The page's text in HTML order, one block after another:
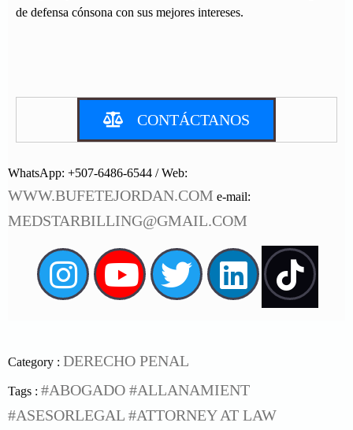
de defensa cónsona con sus mejores intereses.
CONTÁCTANOS
WhatsApp: +507-6486-6544 / Web:
WWW.BUFETEJORDAN.COM e-mail:
MEDSTARBILLING@GMAIL.COM
Category : DERECHO PENAL
Tags : #ABOGADO #ALLANAMIENT
#ASESORLEGAL #ATTORNEY AT LAW